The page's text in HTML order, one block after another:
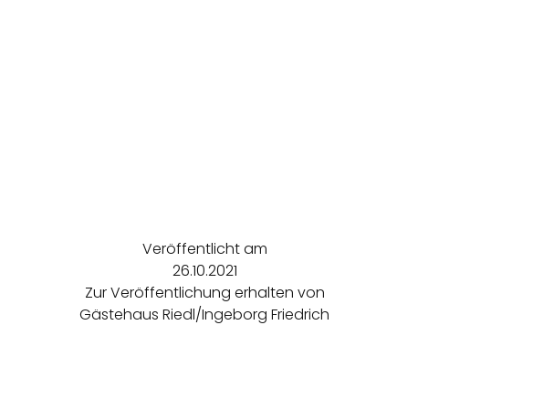
Veröffentlicht am
26.10.2021
Zur Veröffentlichung erhalten von
Gästehaus Riedl/Ingeborg Friedrich